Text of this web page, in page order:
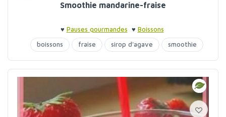
Smoothie mandarine-fraise
♥ Pauses gourmandes ♥ Boissons
boissons
fraise sirop d'agave smoothie